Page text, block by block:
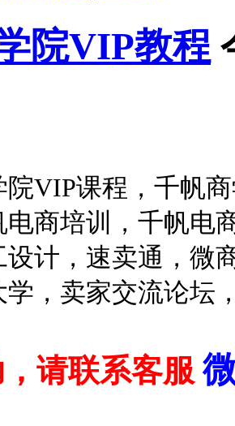
院VIP教程
院VIP课程，千帆
电商培训，千帆电
设计，速卖通，微
学，卖家交流论坛
请联系客服